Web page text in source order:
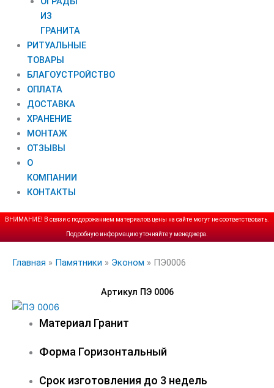
ИЗ
ГРАНИТА
РИТУАЛЬНЫЕ
ТОВАРЫ
БЛАГОУСТРОЙСТВО
ОПЛАТА
ДОСТАВКА
ХРАНЕНИЕ
МОНТАЖ
ОТЗЫВЫ
О
КОМПАНИИ
КОНТАКТЫ
ВНИМАНИЕ! В связи с подорожанием материалов цены на сайте могут не соответствовать.
Подробную информацию уточняйте у менеджера.
Главная » Памятники » Эконом » ПЭ0006
Артикул ПЭ 0006
Материал Гранит
Форма Горизонтальный
Срок изготовления до 3 недель